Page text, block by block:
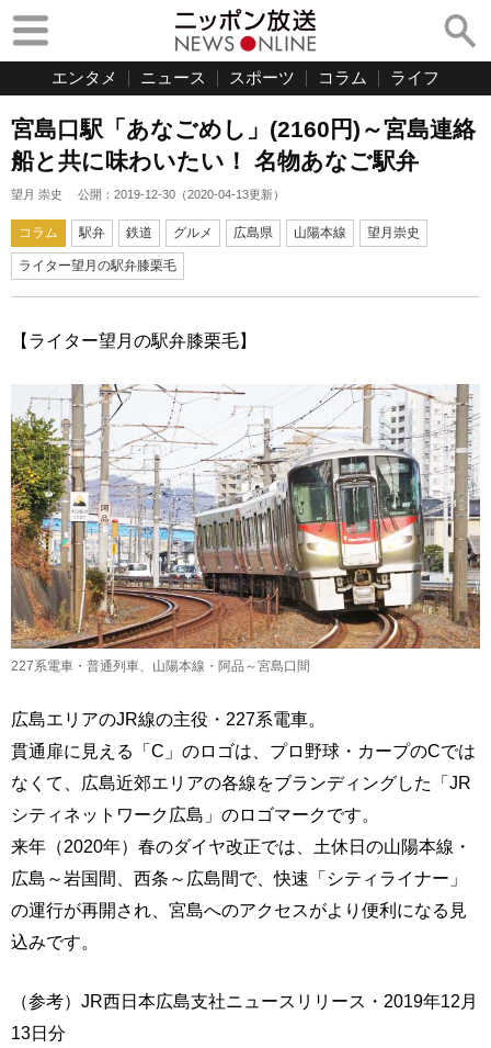
エンタメ ニュース スポーツ コラム ライフ
宮島口駅「あなごめし」(2160円)～宮島連絡
船と共に味わいたい！ 名物あなご駅弁
望月 崇史 公開： 2019-12-30 （2020-04-13更新）
コラム 駅弁 鉄道 グルメ 広島県 山陽本線 望月崇史
ライター望月の駅弁膝栗毛
【ライター望月の駅弁膝栗毛】
227系電車・普通列車、山陽本線・阿品～宮島口間
広島エリアのJR線の主役・227系電車。
貫通扉に見える「C」のロゴは、プロ野球・カープのCでは
なくて、広島近郊エリアの各線をブランディングした「JR
シティネットワーク広島」のロゴマークです。
来年（2020年）春のダイヤ改正では、土休日の山陽本線・
広島～岩国間、西条～広島間で、快速「シティライナー」
の運行が再開され、宮島へのアクセスがより便利になる見
込みです。
（参考）JR西日本広島支社ニュースリリース・2019年12月
13日分